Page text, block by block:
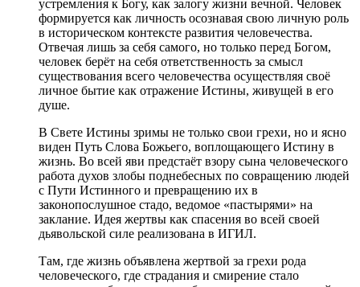
устремления к Богу, как залогу жизни вечной. Человек
формируется как личность осознавая свою личную роль
в историческом контексте развития человечества.
Отвечая лишь за себя самого, но только перед Богом,
человек берёт на себя ответственность за смысл
существования всего человечества осуществляя своё
личное бытие как отражение Истины, живущей в его
душе.
В Свете Истины зримы не только свои грехи, но и ясно
виден Путь Слова Божьего, воплощающего Истину в
жизнь. Во всей яви предстаёт взору сына человеческого
работа духов злобы поднебесных по совращению людей
с Пути Истинного и превращению их в
законопослушное стадо, ведомое «пастырями» на
заклание. Идея жертвы как спасения во всей своей
дьявольской силе реализована в ИГИЛ.
Там, где жизнь объявлена жертвой за грехи рода
человеческого, где страдания и смирение стало